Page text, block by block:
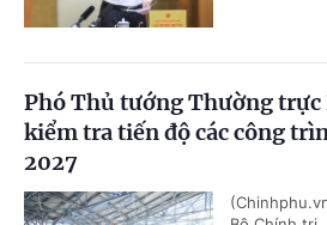
Phó Thủ tướng Thường trực
kiểm tra tiến độ các công
2027